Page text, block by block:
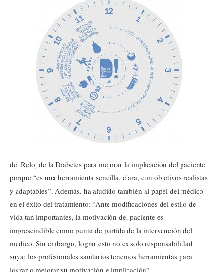
del Reloj de la Diabetes para mejorar la implicación del paciente
porque “es una herramienta sencilla, clara, con objetivos realistas
y adaptables”. Además, ha aludido también al papel del médico
en el éxito del tratamiento: “Ante modificaciones del estilo de
vida tan importantes, la motivación del paciente es
imprescindible como punto de partida de la intervención del
médico. Sin embargo, lograr esto no es solo responsabilidad
suya: los profesionales sanitarios tenemos herramientas para
lograr o mejorar su motivación e implicación”.